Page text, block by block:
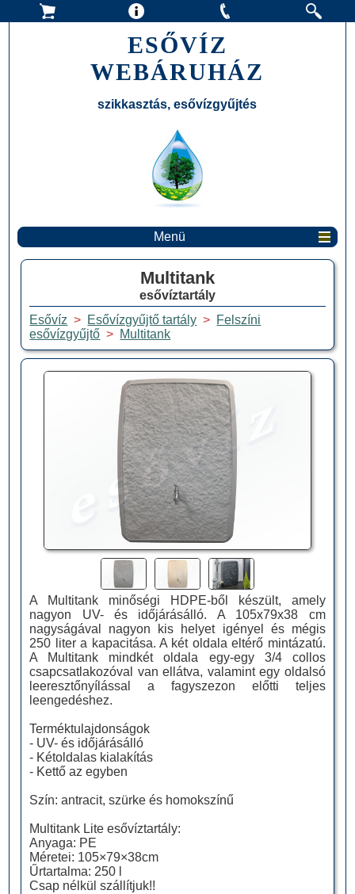
ESŐVÍZ
WEBÁRUHÁZ
szikkasztás, esővízgyűjtés
Menü
Multitank
esővíztartály
Esővíz > Esővízgyűjtő tartály > Felszíni
esővízgyűjtő > Multitank
A Multitank minőségi HDPE-ből készült, amely
nagyon UV- és időjárásálló. A 105x79x38 cm
nagyságával nagyon kis helyet igényel és mégis
250 liter a kapacitása. A két oldala eltérő mintázatú.
A Multitank mindkét oldala egy-egy 3/4 collos
csapcsatlakozóval van ellátva, valamint egy oldalsó
leeresztőnyílással a fagyszezon előtti teljes
leengedéshez.
Terméktulajdonságok
- UV- és időjárásálló
- Kétoldalas kialakítás
- Kettő az egyben
Szín: antracit, szürke és homokszínű
Multitank Lite esővíztartály:
Anyaga: PE
Méretei: 105×79×38cm
Űrtartalma: 250 l
Csap nélkül szállítjuk!!